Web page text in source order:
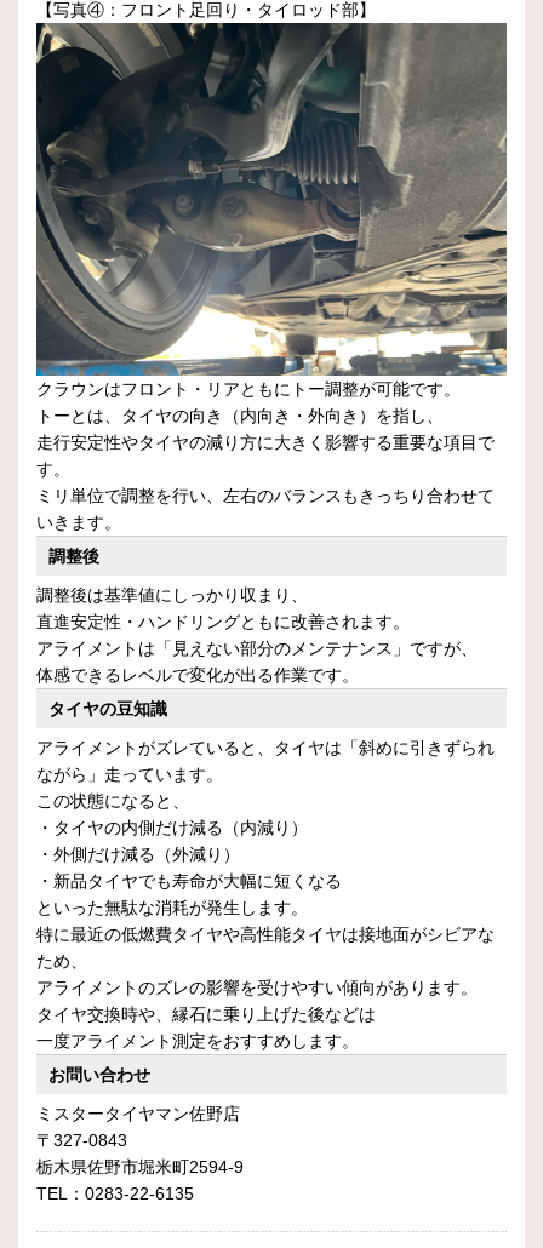
【写真④：フロント足回り・タイロッド部】
クラウンはフロント・リアともにトー調整が可能です。
トーとは、タイヤの向き（内向き・外向き）を指し、
走行安定性やタイヤの減り方に大きく影響する重要な項目で
す。
ミリ単位で調整を行い、左右のバランスもきっちり合わせて
いきます。
調整後
調整後は基準値にしっかり収まり、
直進安定性・ハンドリングともに改善されます。
アライメントは「見えない部分のメンテナンス」ですが、
体感できるレベルで変化が出る作業です。
タイヤの豆知識
アライメントがズレていると、タイヤは「斜めに引きずられ
ながら」走っています。
この状態になると、
・タイヤの内側だけ減る（内減り）
・外側だけ減る（外減り）
・新品タイヤでも寿命が大幅に短くなる
といった無駄な消耗が発生します。
特に最近の低燃費タイヤや高性能タイヤは接地面がシビアな
ため、
アライメントのズレの影響を受けやすい傾向があります。
タイヤ交換時や、縁石に乗り上げた後などは
一度アライメント測定をおすすめします。
お問い合わせ
ミスタータイヤマン佐野店
〒327-0843
栃木県佐野市堀米町2594-9
TEL：0283-22-6135